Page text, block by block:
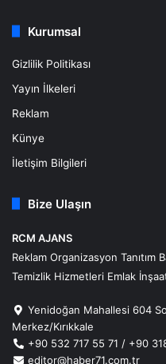
Kurumsal
Gizlilik Politikası
Yayın İlkeleri
Reklam
Künye
İletişim Bilgileri
Bize Ulaşın
RCM AJANS
Reklam Organizasyon Tanıtım
Temizlik Hizmetleri Emlak
Yenidoğan Mahallesi 604
Merkez/Kırıkkale
+90 532 717 55 71 / +90
editor@haber71.com.tr